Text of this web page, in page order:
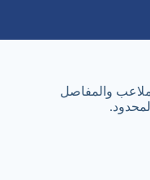
والمفاصل